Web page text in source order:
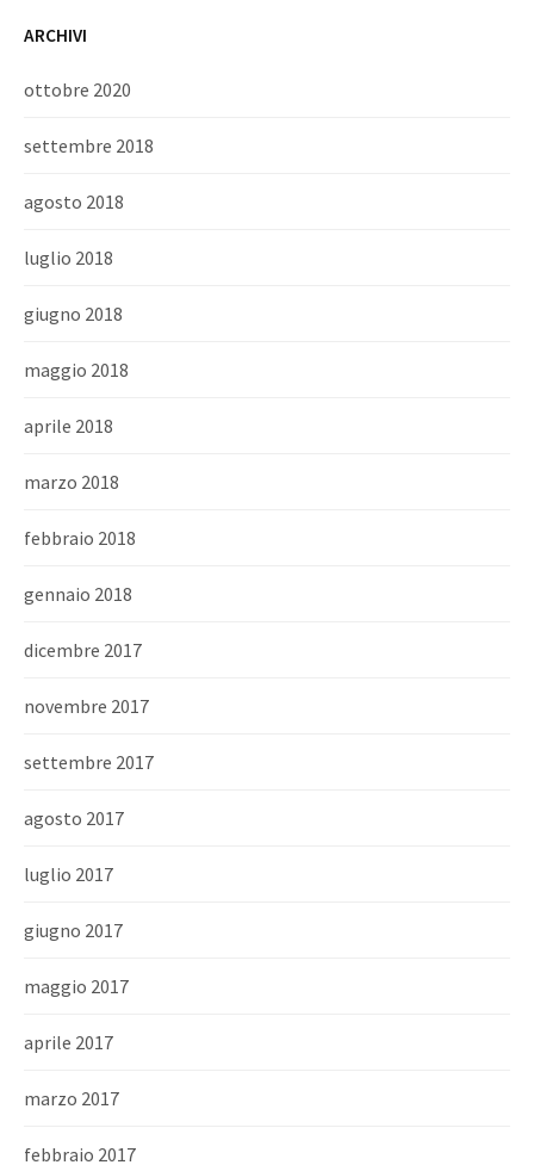
ARCHIVI
ottobre 2020
settembre 2018
agosto 2018
luglio 2018
giugno 2018
maggio 2018
aprile 2018
marzo 2018
febbraio 2018
gennaio 2018
dicembre 2017
novembre 2017
settembre 2017
agosto 2017
luglio 2017
giugno 2017
maggio 2017
aprile 2017
marzo 2017
febbraio 2017